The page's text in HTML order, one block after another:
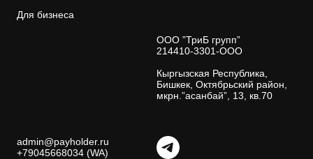
Для бизнеса
ООО ”ТриБ групп”
214410-3301-ООО
Кыргызская Республика,
Бишкек, Октябрьский район,
мкрн.”асанбай”, 13, кв.70
admin@payholder.ru
+79045668034 (WA)